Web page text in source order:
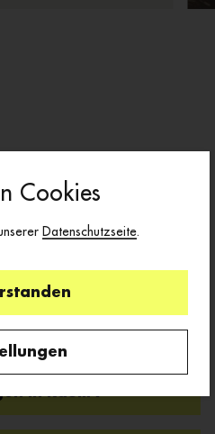
in Raum 5
in Raum 6
Cookies
Datenschutzseite.